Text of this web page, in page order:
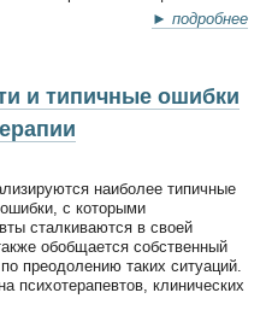
► подробнее
и типичные ошибки
наиболее типичные
с которыми
сталкиваются в своей
обобщается собственный
преодолению таких ситуаций.
психотерапевтов, клинических